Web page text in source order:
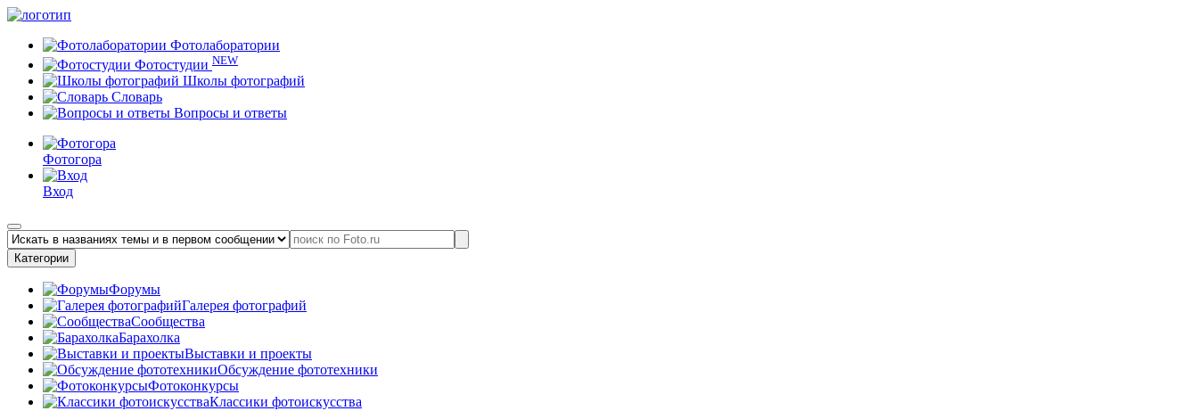
Фотолаборатории
Фотостудии NEW
Школы фотографий
Словарь
Вопросы и ответы
Фотогора
Вход
Категории
Форумы
Галерея фотографий
Сообщества
Барахолка
Выставки и проекты
Обсуждение фототехники
Фотоконкурсы
Классики фотоискусства